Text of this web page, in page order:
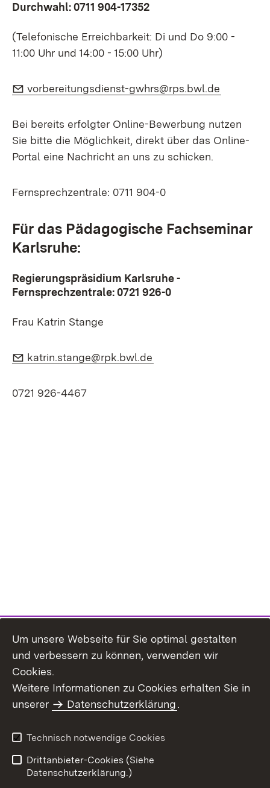
Durchwahl:0711 904-17352
(Telefonische Erreichbarkeit: Di und Do 9:00 -
11:00 Uhr und 14:00 - 15:00 Uhr)
E-Mail:
vorbereitungsdienst-gwhrs@rps.bwl.de
Bei bereits erfolgter Online-Bewerbung nutzen
Sie bitte die Möglichkeit, direkt über das Online-
Portal eine Nachricht an uns zu schicken.
Fernsprechzentrale: 0711 904-0
Für das Pädagogische Fachseminar
Karlsruhe:
Regierungspräsidium Karlsruhe -
Fernsprechzentrale:0721 926-0
Frau Katrin Stange
E-Mail:
katrin.stange@rpk.bwl.de
0721 926-4467
Benutzungshinweise
Erklärung zur
Um unsere Webseite für Sie optimal gestalten
und verbessern zu können, verwenden wir
Cookies.
Weitere Informationen zu Cookies erhalten Sie in
unserer
Datenschutzerklärung.
Technisch notwendige Cookies
Drittanbieter-Cookies (Siehe
Datenschutzerklärung.)